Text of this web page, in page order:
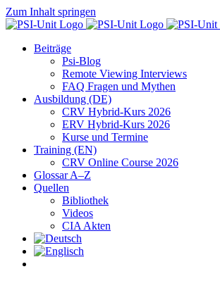
Zum Inhalt springen
Beiträge
Psi-Blog
Remote Viewing Interviews
FAQ Fragen und Mythen
Ausbildung (DE)
CRV Hybrid-Kurs 2026
ERV Hybrid-Kurs 2026
Kurse und Termine
Training (EN)
CRV Online Course 2026
Glossar A–Z
Quellen
Bibliothek
Videos
CIA Akten